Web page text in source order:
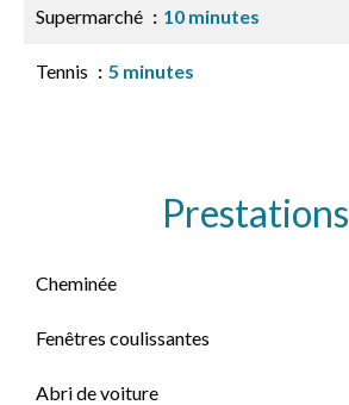
Supermarché 10 minutes
Tennis 5 minutes
Prestations
Cheminée
Fenêtres coulissantes
Abri de voiture